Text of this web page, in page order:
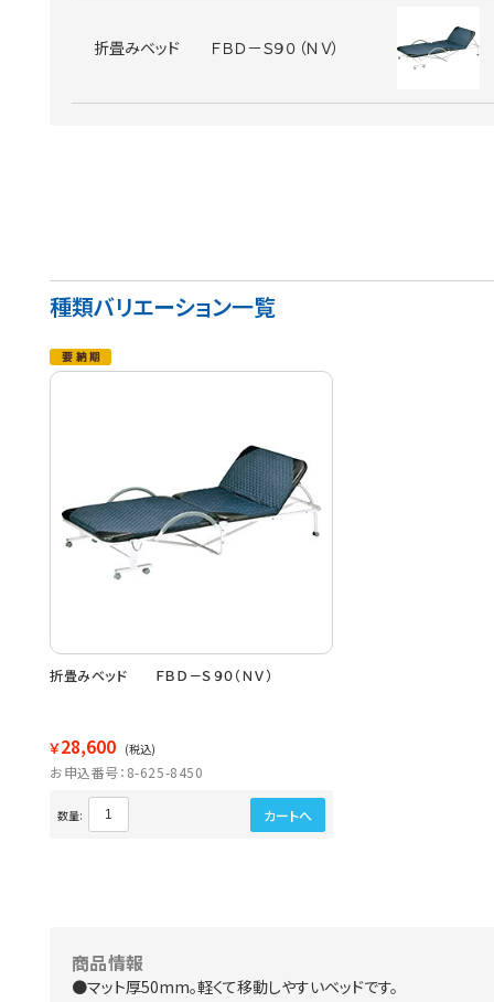
折畳みベッド ＦＢＤ－Ｓ９０（ＮＶ）
種類バリエーション一覧
折畳みベッド ＦＢＤ－Ｓ９０（ＮＶ）
￥28,600 (税込)
お申込番号：8-625-8450
数量: カートへ
商品情報
●マット厚50mm。軽くて移動しやすいベッドです。